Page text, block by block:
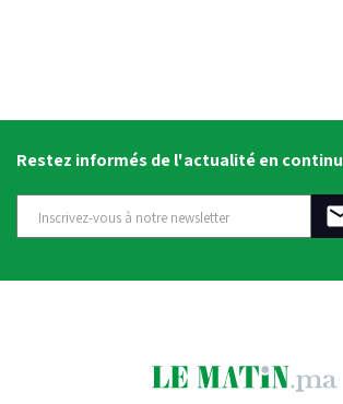
Restez informés de l'actualité en continu